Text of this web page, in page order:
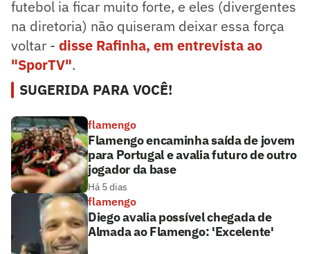
futebol ia ficar muito forte, e eles (divergentes
na diretoria) não quiseram deixar essa força
voltar - disse Rafinha, em entrevista ao
"SporTV".
SUGERIDA PARA VOCÊ!
flamengo
Flamengo encaminha saída de jovem
para Portugal e avalia futuro de outro
jogador da base
Há 5 dias
flamengo
Diego avalia possível chegada de
Almada ao Flamengo: 'Excelente'